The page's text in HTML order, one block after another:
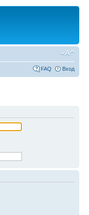
FAQ Вход